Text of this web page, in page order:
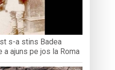
s-a stins Badea
a ajuns pe jos la Roma